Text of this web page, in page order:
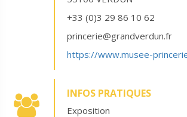
+33 (0)3 29 86 10 62
princerie@grandverdun.fr
https://www.musee-
INFOS PRATIQUES
Exposition